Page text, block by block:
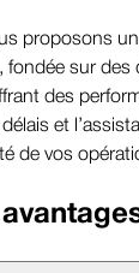
proposons
sur des
des
et
de vos